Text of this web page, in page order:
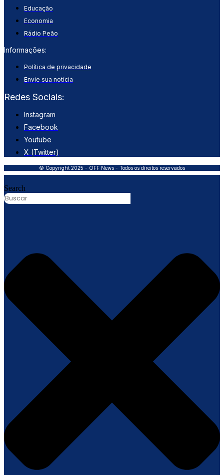
Educação
Economia
Rádio Peão
Informações:
Política de privacidade
Envie sua notícia
Redes Sociais:
Instagram
Facebook
Youtube
X (Twitter)
© Copyright 2025 - OFF News - Todos os direitos reservados
Search